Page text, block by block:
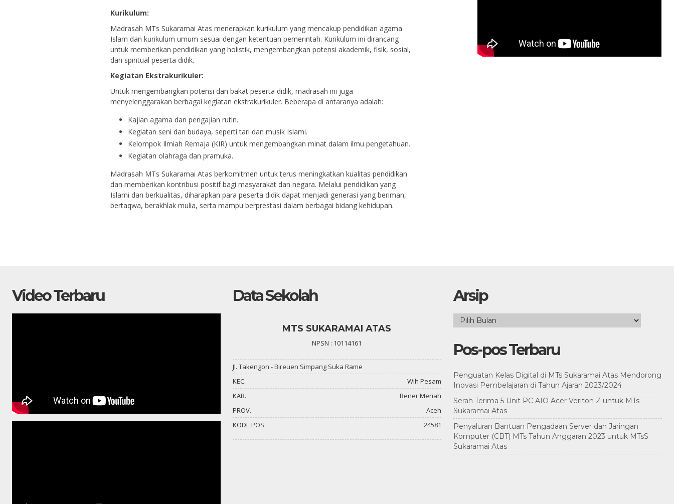
Kurikulum:
Madrasah MTs Sukaramai Atas menerapkan kurikulum yang mencakup pendidikan agama
Islam dan kurikulum umum sesuai dengan ketentuan pemerintah. Kurikulum ini dirancang
untuk memberikan pendidikan yang holistik, mengembangkan potensi akademik, fisik, sosial,
dan spiritual peserta didik.
Kegiatan Ekstrakurikuler:
Untuk mengembangkan potensi dan bakat peserta didik, madrasah ini juga
menyelenggarakan berbagai kegiatan ekstrakurikuler. Beberapa di antaranya adalah:
Kajian agama dan pengajian rutin.
Kegiatan seni dan budaya, seperti tari dan musik Islami.
Kelompok Ilmiah Remaja (KIR) untuk mengembangkan minat dalam ilmu pengetahuan.
Kegiatan olahraga dan pramuka.
Madrasah MTs Sukaramai Atas berkomitmen untuk terus meningkatkan kualitas pendidikan
dan memberikan kontribusi positif bagi masyarakat dan negara. Melalui pendidikan yang
Islami dan berkualitas, diharapkan para peserta didik dapat menjadi generasi yang beriman,
bertaqwa, berakhlak mulia, serta mampu berprestasi dalam berbagai bidang kehidupan.
Video Terbaru Data Sekolah
MTS SUKARAMAI ATAS
NPSN : 10114161
Jl. Takengon - Bireuen Simpang Suka Rame
KEC.
Wih Pesam
KAB.
Bener Meriah
PROV.
Aceh
KODE POS
24581
Arsip
Arsip
Pos-pos Terbaru
Penguatan Kelas Digital di MTs Sukaramai Atas Mendorong
Inovasi Pembelajaran di Tahun Ajaran 2023/2024
Serah Terima 5 Unit PC AIO Acer Veriton Z untuk MTs
Sukaramai Atas
Penyaluran Bantuan Pengadaan Server dan Jaringan
Komputer (CBT) MTs Tahun Anggaran 2023 untuk MTsS
Sukaramai Atas